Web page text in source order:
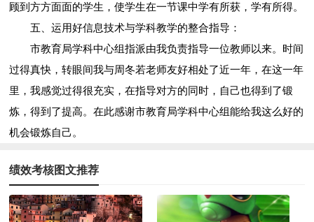
顾到方方面面的学生，使学生在一节课中学有所获，学有所得。
五、运用好信息技术与学科教学的整合指导：
市教育局学科中心组指派由我负责指导一位教师以来。时间
过得真快，转眼间我与周冬若老师友好相处了近一年，在这一年
里，我感觉过得很充实，在指导对方的同时，自己也得到了锻
炼，得到了提高。在此感谢市教育局学科中心组能给我这么好的
机会锻炼自己。
绩效考核图文推荐